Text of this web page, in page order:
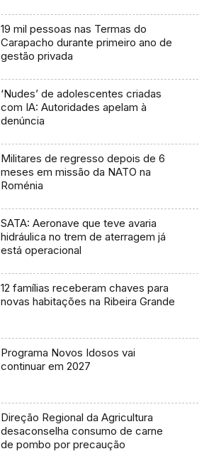
19 mil pessoas nas Termas do
Carapacho durante primeiro ano de
gestão privada
‘Nudes’ de adolescentes criadas
com IA: Autoridades apelam à
denúncia
Militares de regresso depois de 6
meses em missão da NATO na
Roménia
SATA: Aeronave que teve avaria
hidráulica no trem de aterragem já
está operacional
12 famílias receberam chaves para
novas habitações na Ribeira Grande
Programa Novos Idosos vai
continuar em 2027
Direção Regional da Agricultura
desaconselha consumo de carne
de pombo por precaução